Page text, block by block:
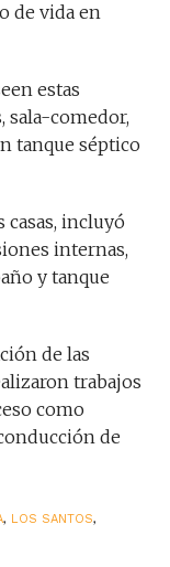
de vida en
estas
sala-comedor,
tanque séptico
casas, incluyó
internas,
y tanque
de las
trabajos
como
de
, LOS SANTOS,